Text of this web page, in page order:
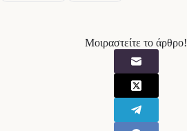
Μοιραστείτε το άρθρο!